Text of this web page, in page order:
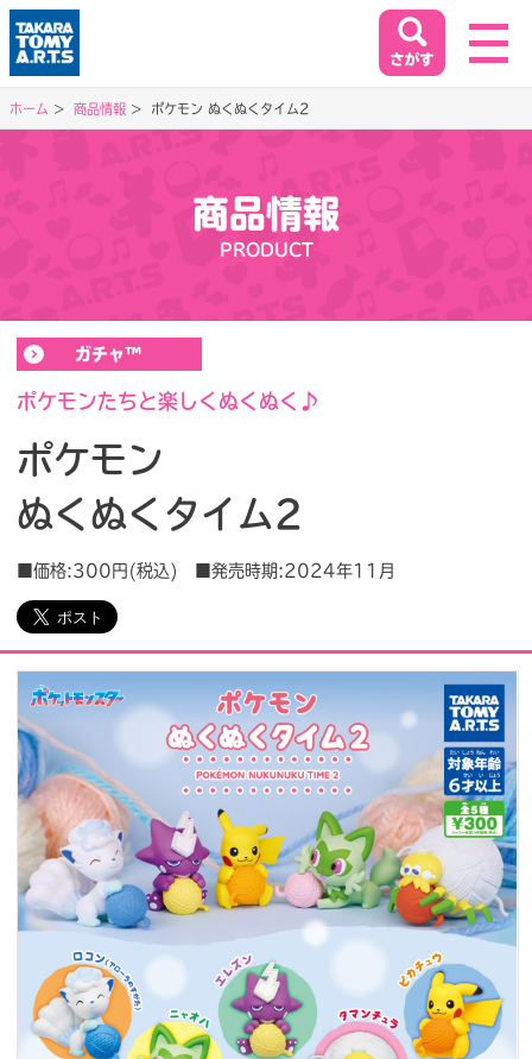
イベント&キャンペーン
EVENT&CAMPAIGN
お客様相談室
SUPPORT
会社情報
プレスリリース よくあるご質問
ビジネスのお客様
閉じる
ホーム 商品情報 ポケモン ぬくぬくタイム2
商品情報
PRODUCT
ガチャ™
ポケモンたちと楽しくぬくぬく♪
ポケモン
ぬくぬくタイム2
■価格:300円(税込) ■発売時期:2024年11月